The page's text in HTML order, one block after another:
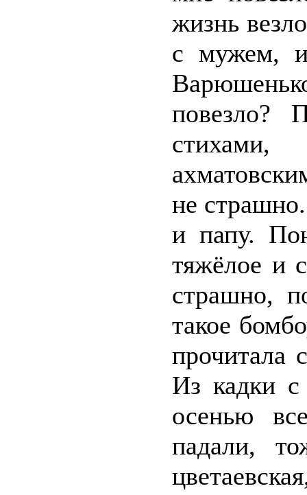
жизнь
с мужем,
повезло?
стихами,
не
и папу.
тяжёлое и
страшно,
такое
прочитала
Из кадки с
осенью
падали,